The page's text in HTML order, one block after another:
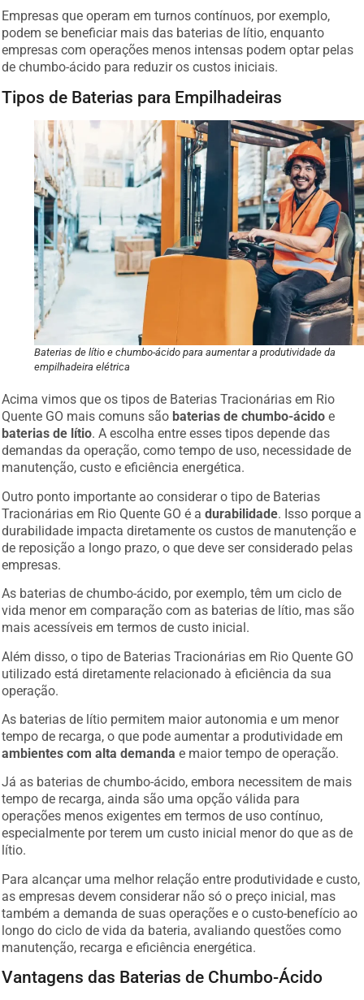
Empresas que operam em turnos contínuos, por exemplo,
podem se beneficiar mais das baterias de lítio, enquanto
empresas com operações menos intensas podem optar pelas
de chumbo-ácido para reduzir os custos iniciais.
Tipos de Baterias para Empilhadeiras
Baterias de lítio e chumbo-ácido para aumentar a produtividade da
empilhadeira elétrica
Acima vimos que os tipos de Baterias Tracionárias em Rio
Quente GO mais comuns são baterias de chumbo-ácido e
baterias de lítio. A escolha entre esses tipos depende das
demandas da operação, como tempo de uso, necessidade de
manutenção, custo e eficiência energética.
Outro ponto importante ao considerar o tipo de Baterias
Tracionárias em Rio Quente GO é adurabilidade. Isso porque a
durabilidade impacta diretamente os custos de manutenção e
de reposição a longo prazo, o que deve ser considerado pelas
empresas.
As baterias de chumbo-ácido, por exemplo, têm um ciclo de
vida menor em comparação com as baterias de lítio, mas são
mais acessíveis em termos de custo inicial.
Além disso, o tipo de Baterias Tracionárias em Rio Quente GO
utilizado está diretamente relacionado à eficiência da sua
operação.
As baterias de lítio permitem maior autonomia e um menor
tempo de recarga, o que pode aumentar a produtividade em
ambientes com alta demanda e maior tempo de operação.
Já as baterias de chumbo-ácido, embora necessitem de mais
tempo de recarga, ainda são uma opção válida para
operações menos exigentes em termos de uso contínuo,
especialmente por terem um custo inicial menor do que as de
lítio.
Para alcançar uma melhor relação entre produtividade e custo,
as empresas devem considerar não só o preço inicial, mas
também a demanda de suas operações e o custo-benefício ao
longo do ciclo de vida da bateria, avaliando questões como
manutenção, recarga e eficiência energética.
Vantagens das Baterias de Chumbo-Ácido